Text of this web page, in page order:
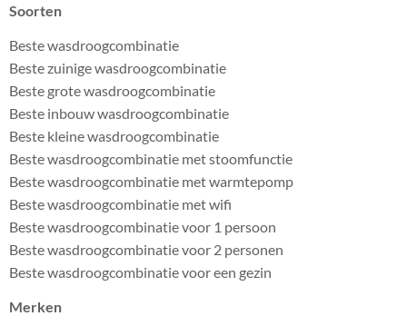
Soorten
Beste wasdroogcombinatie
Beste zuinige wasdroogcombinatie
Beste grote wasdroogcombinatie
Beste inbouw wasdroogcombinatie
Beste kleine wasdroogcombinatie
Beste wasdroogcombinatie met stoomfunctie
Beste wasdroogcombinatie met warmtepomp
Beste wasdroogcombinatie met wifi
Beste wasdroogcombinatie voor 1 persoon
Beste wasdroogcombinatie voor 2 personen
Beste wasdroogcombinatie voor een gezin
Merken